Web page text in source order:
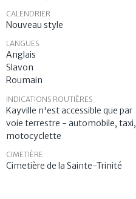
CALENDRIER
Nouveau style
LANGUES
Anglais
Slavon
Roumain
INDICATIONS ROUTIÈRES
Kayville n'est accessible que par
voie terrestre - automobile, taxi,
motocyclette
CIMETIÈRE
Cimetière de la Sainte-Trinité